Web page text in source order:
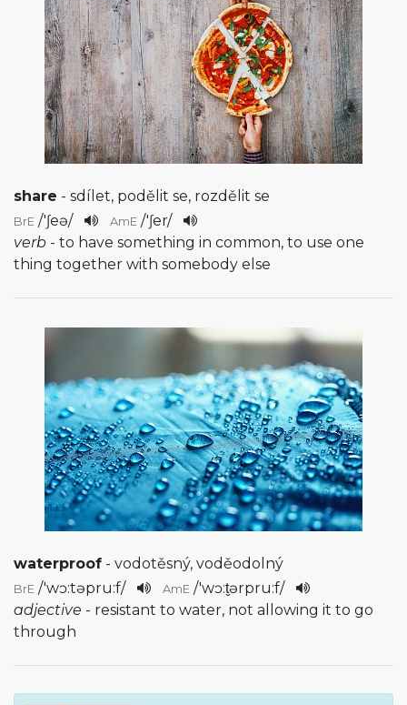
share - sdílet, podělit se, rozdělit se
BrE /'ʃeə/ AmE /'ʃer/
verb - to have something in common, to use one
thing together with somebody else
waterproof - vodotěsný, voděodolný
BrE /'wɔ:təpru:f/ AmE /'wɔ:t̬ərpru:f/
adjective - resistant to water, not allowing it to go
through